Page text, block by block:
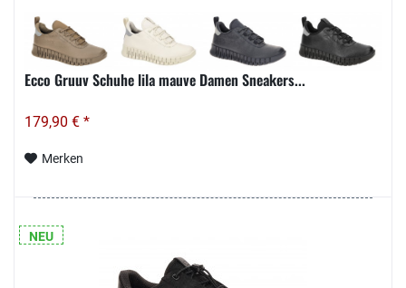
Ecco Gruuv Schuhe lila mauve Damen Sneakers...
179,90 € *
Merken
NEU